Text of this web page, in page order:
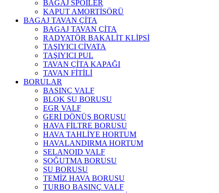
BAGAJ SPOİLER
KAPUT AMORTİSÖRÜ
BAGAJ TAVAN ÇİTA
BAGAJ TAVAN ÇİTA
RADYATÖR BAKALİT KLİPSİ
TAŞIYICI CİVATA
TAŞIYICI PUL
TAVAN ÇİTA KAPAĞI
TAVAN FİTİLİ
BORULAR
BASINÇ VALF
BLOK SU BORUSU
EGR VALF
GERİ DÖNÜŞ BORUSU
HAVA FİLTRE BORUSU
HAVA TAHLİYE HORTUM
HAVALANDIRMA HORTUM
SELANOID VALF
SOĞUTMA BORUSU
SU BORUSU
TEMİZ HAVA BORUSU
TURBO BASINÇ VALF